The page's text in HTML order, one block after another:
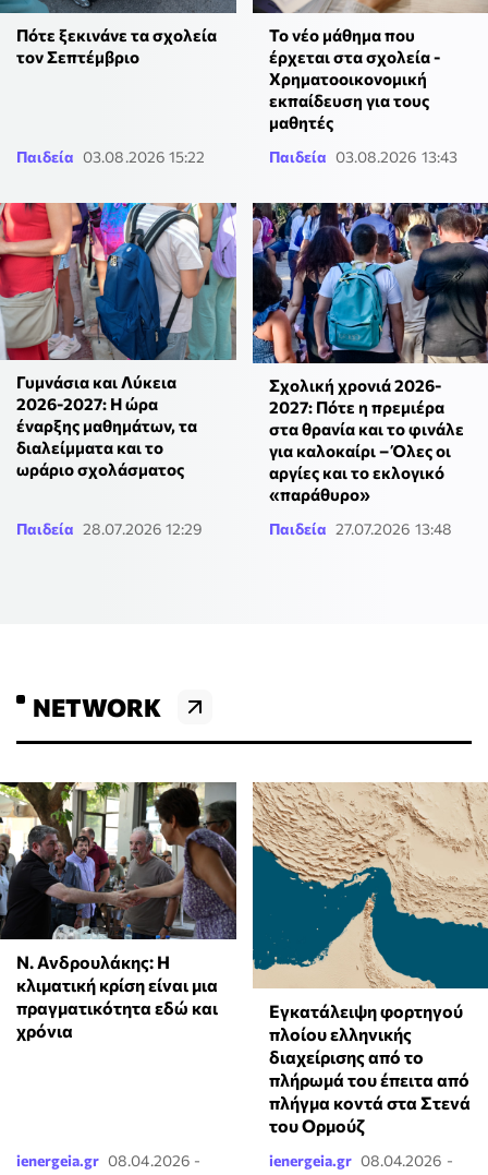
Πότε ξεκινάνε τα σχολεία
τον Σεπτέμβριο
Παιδεία 03.08.2026 15:22
Το νέο μάθημα που
έρχεται στα σχολεία -
Χρηματοοικονομική
εκπαίδευση για τους
μαθητές
Παιδεία 03.08.2026 13:43
Γυμνάσια και Λύκεια
2026-2027: Η ώρα
έναρξης μαθημάτων, τα
διαλείμματα και το
ωράριο σχολάσματος
Παιδεία 28.07.2026 12:29
Σχολική χρονιά 2026-
2027: Πότε η πρεμιέρα
στα θρανία και το φινάλε
για καλοκαίρι – Όλες οι
αργίες και το εκλογικό
«παράθυρο»
Παιδεία 27.07.2026 13:48
NETWORK
Ν. Ανδρουλάκης: Η
κλιματική κρίση είναι μια
πραγματικότητα εδώ και
χρόνια
ienergeia.gr 08.04.2026 -
Εγκατάλειψη φορτηγού
πλοίου ελληνικής
διαχείρισης από το
πλήρωμά του έπειτα από
πλήγμα κοντά στα Στενά
του Ορμούζ
ienergeia.gr 08.04.2026 -